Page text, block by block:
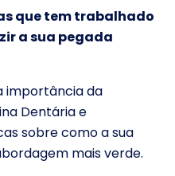
que tem trabalhado
a sua pegada
importância da
Dentária e
sobre como a sua
mais verde.